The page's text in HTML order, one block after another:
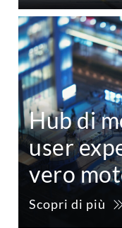
Hub di
user
vero
Scopri di più